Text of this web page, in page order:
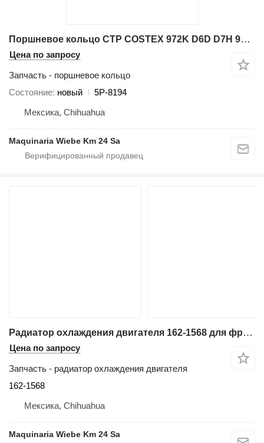
Поршневое кольцо CTP COSTEX 972K D6D D7H 98G 5P-8194 для фронтального погрузчика Caterpillar 966G 777D
Цена по запросу
Запчасть - поршневое кольцо
Состояние новый
5P-8194
Мексика, Chihuahua
Maquinaria Wiebe Km 24 Sa
Радиатор охлаждения двигателя 162-1568 для фронтального погрузчика Caterpillar 966G
Цена по запросу
Запчасть - радиатор охлаждения двигателя
162-1568
Мексика, Chihuahua
Maquinaria Wiebe Km 24 Sa